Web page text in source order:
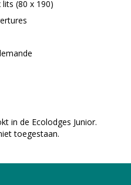
(80 x 190)
in de Ecolodges Junior.
toegestaan.